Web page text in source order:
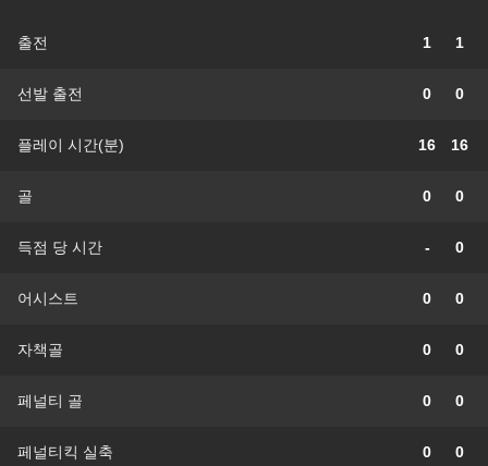
출전 1 1
선발 출전 0 0
플레이 시간(분) 16 16
골 0 0
득점 당 시간 - 0
어시스트 0 0
자책골 0 0
페널티 골 0 0
페널티킥 실축 0 0